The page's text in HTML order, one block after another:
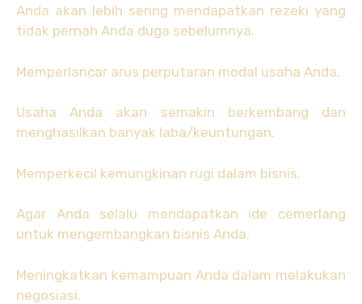
Anda akan lebih sering mendapatkan rezeki yang
tidak pernah Anda duga sebelumnya.
Memperlancar arus perputaran modal usaha Anda.
Usaha Anda akan semakin berkembang dan
menghasilkan banyak laba/keuntungan.
Memperkecil kemungkinan rugi dalam bisnis.
Agar Anda selalu mendapatkan ide cemerlang
untuk mengembangkan bisnis Anda.
Meningkatkan kemampuan Anda dalam melakukan
negosiasi.